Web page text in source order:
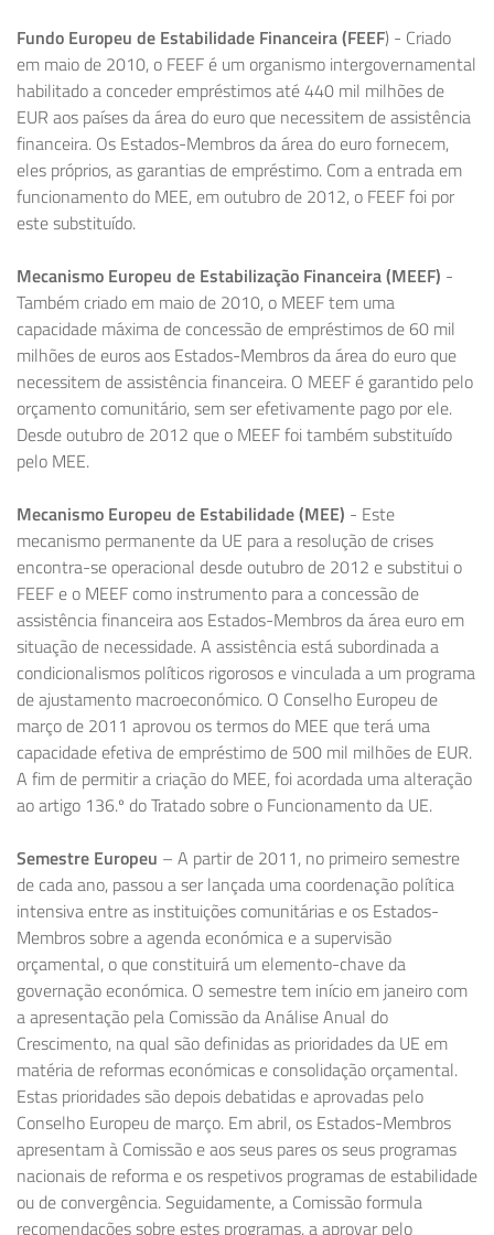
Fundo Europeu de Estabilidade Financeira (FEEF) - Criado
em maio de 2010, o FEEF é um organismo intergovernamental
habilitado a conceder empréstimos até 440 mil milhões de
EUR aos países da área do euro que necessitem de assistência
financeira. Os Estados-Membros da área do euro fornecem,
eles próprios, as garantias de empréstimo. Com a entrada em
funcionamento do MEE, em outubro de 2012, o FEEF foi por
este substituído.
Mecanismo Europeu de Estabilização Financeira (MEEF) -
Também criado em maio de 2010, o MEEF tem uma
capacidade máxima de concessão de empréstimos de 60 mil
milhões de euros aos Estados-Membros da área do euro que
necessitem de assistência financeira. O MEEF é garantido pelo
orçamento comunitário, sem ser efetivamente pago por ele.
Desde outubro de 2012 que o MEEF foi também substituído
pelo MEE.
Mecanismo Europeu de Estabilidade (MEE) - Este
mecanismo permanente da UE para a resolução de crises
encontra-se operacional desde outubro de 2012 e substitui o
FEEF e o MEEF como instrumento para a concessão de
assistência financeira aos Estados-Membros da área euro em
situação de necessidade. A assistência está subordinada a
condicionalismos políticos rigorosos e vinculada a um programa
de ajustamento macroeconómico. O Conselho Europeu de
março de 2011 aprovou os termos do MEE que terá uma
capacidade efetiva de empréstimo de 500 mil milhões de EUR.
A fim de permitir a criação do MEE, foi acordada uma alteração
ao artigo 136.º do Tratado sobre o Funcionamento da UE.
Semestre Europeu – A partir de 2011, no primeiro semestre
de cada ano, passou a ser lançada uma coordenação política
intensiva entre as instituições comunitárias e os Estados-
Membros sobre a agenda económica e a supervisão
orçamental, o que constituirá um elemento-chave da
governação económica. O semestre tem início em janeiro com
a apresentação pela Comissão da Análise Anual do
Crescimento, na qual são definidas as prioridades da UE em
matéria de reformas económicas e consolidação orçamental.
Estas prioridades são depois debatidas e aprovadas pelo
Conselho Europeu de março. Em abril, os Estados-Membros
apresentam à Comissão e aos seus pares os seus programas
nacionais de reforma e os respetivos programas de estabilidade
ou de convergência. Seguidamente, a Comissão formula
recomendações sobre estes programas, a aprovar pelo